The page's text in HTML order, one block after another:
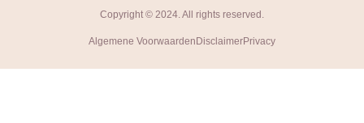
Copyright © 2024. All rights reserved.
Algemene VoorwaardenDisclaimerPrivacy